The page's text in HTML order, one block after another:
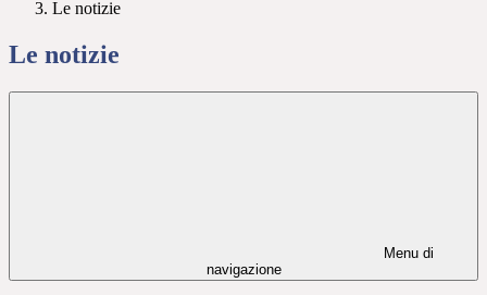
Le notizie
Le notizie
Menu di
navigazione